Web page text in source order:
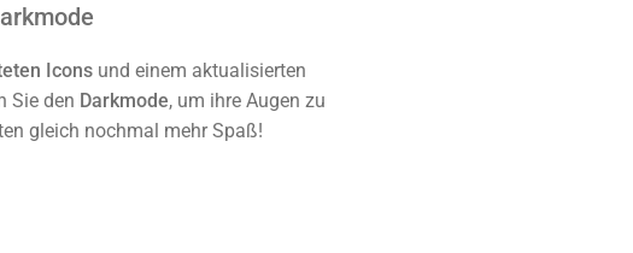
Icons und einem aktualisierten
Sie den Darkmode, um ihre Augen zu
gleich nochmal mehr Spaß!